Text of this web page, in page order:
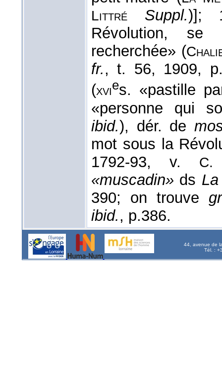
Littré
Suppl.)];
Révolution, se
recherchée» (
fr., t. 56, 1909,
(xvies. «pastille
«personne qui
ibid.), dér. de
mot sous la
1792-93, v. C.
«muscadin» ds
390; on trouve
ibid., p.386.
44, avenue de
Tél. :